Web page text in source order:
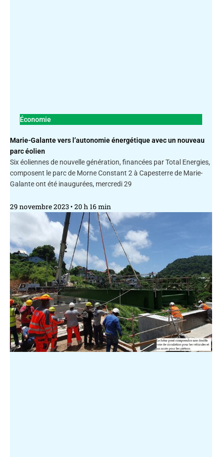
Économie
Marie-Galante vers l’autonomie énergétique avec un nouveau
parc éolien
Six éoliennes de nouvelle génération, financées par Total Energies,
composent le parc de Morne Constant 2 à Capesterre de Marie-
Galante ont été inaugurées, mercredi 29
29 novembre 2023 20 h 16 min